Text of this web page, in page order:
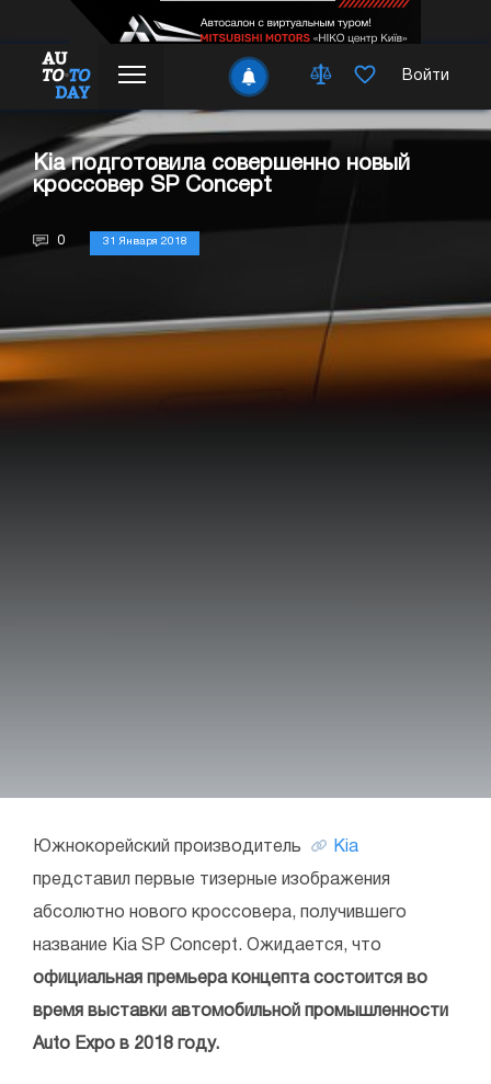
Войти
Kia подготовила совершенно новый
кроссовер SP Concept
0 31 Января 2018
Южнокорейский производитель Kia
представил первые тизерные изображения
абсолютно нового кроссовера, получившего
название Kia SP Concept. Ожидается, что
официальная премьера концепта состоится во
время выставки автомобильной промышленности
Auto Expo в 2018 году.